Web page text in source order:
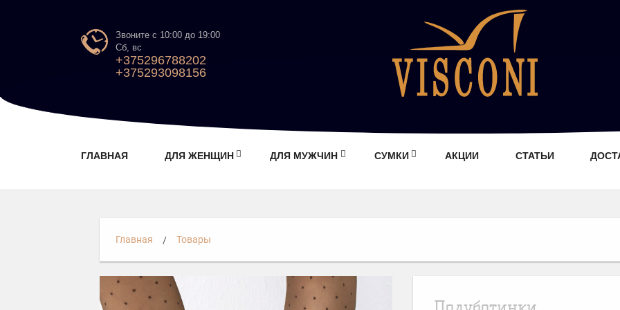
Звоните с 10:00 до 19:00
Сб, вс
+375296788202
+375293098156
ГЛАВНАЯ ДЛЯ ЖЕНЩИН ДЛЯ МУЖЧИН СУМКИ АКЦИИ СТАТЬИ
Главная Товары